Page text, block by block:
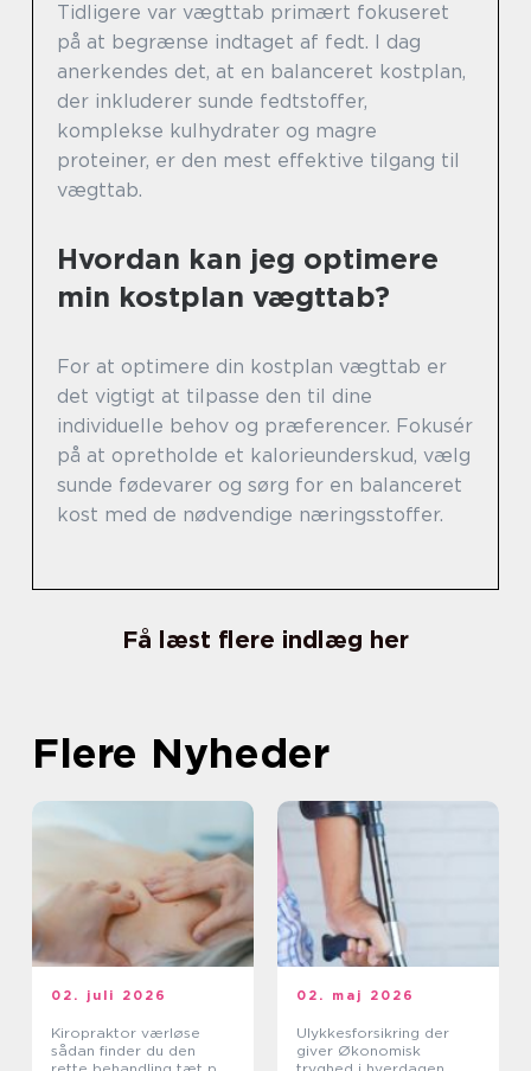
Tidligere var vægttab primært fokuseret
på at begrænse indtaget af fedt. I dag
anerkendes det, at en balanceret kostplan,
der inkluderer sunde fedtstoffer,
komplekse kulhydrater og magre
proteiner, er den mest effektive tilgang til
vægttab.
Hvordan kan jeg optimere
min kostplan vægttab?
For at optimere din kostplan vægttab er
det vigtigt at tilpasse den til dine
individuelle behov og præferencer. Fokusér
på at opretholde et kalorieunderskud, vælg
sunde fødevarer og sørg for en balanceret
kost med de nødvendige næringsstoffer.
Få læst flere indlæg her
Flere Nyheder
02. juli 2026
Kiropraktor værløse
sådan finder du den
02. maj 2026
Ulykkesforsikring der
giver Økonomisk